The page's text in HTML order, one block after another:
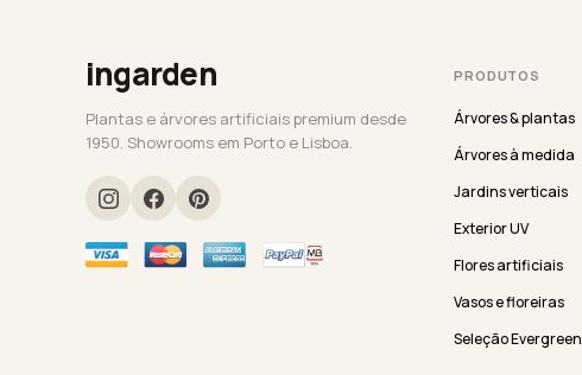
ingarden
Plantas e árvores artificiais premium desde
1950. Showrooms em Porto e Lisboa.
PRODUTOS
Árvores & plantas
Árvores à medida
Jardins verticais
Exterior UV
Flores artificiais
Vasos e floreiras
Seleção Evergreen